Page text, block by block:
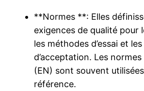
**Normes **: Elles
exigences de qualité pour
les méthodes d’essai et
d’acceptation. Les
(EN) sont souvent
référence.